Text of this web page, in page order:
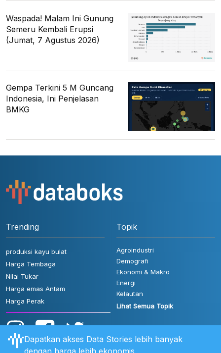
Waspada! Malam Ini Gunung
Semeru Kembali Erupsi
(Jumat, 7 Agustus 2026)
Gempa Terkini 5 M Guncang
Indonesia, Ini Penjelasan
BMKG
Trending
produksi kayu bulat
Harga Tembaga
Nilai Tukar
Harga emas Antam
Harga Perak
Topik
Agroindustri
Demografi
Ekonomi & Makro
Energi
Kelautan
Lihat Semua Topik
Dapatkan akses Data Stories lebih banyak
dengan harga lebih ekonomis.